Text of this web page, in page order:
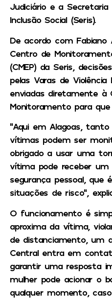
Judiciário e a Secretaria
Inclusão Social (Seris).
De acordo com Fabiano
Centro de
(CMEP) da Seris,
pelas Varas de
enviadas diretamente à
Monitoramento para
“Aqui em Alagoas,
vítimas podem ser
obrigado a usar uma
vítima pode receber um
segurança pessoal, que
situações de risco”,
O funcionamento é
aproxima da vítima,
de distanciamento, um
Central entra em
garantir uma resposta
mulher pode acionar o
qualquer momento,